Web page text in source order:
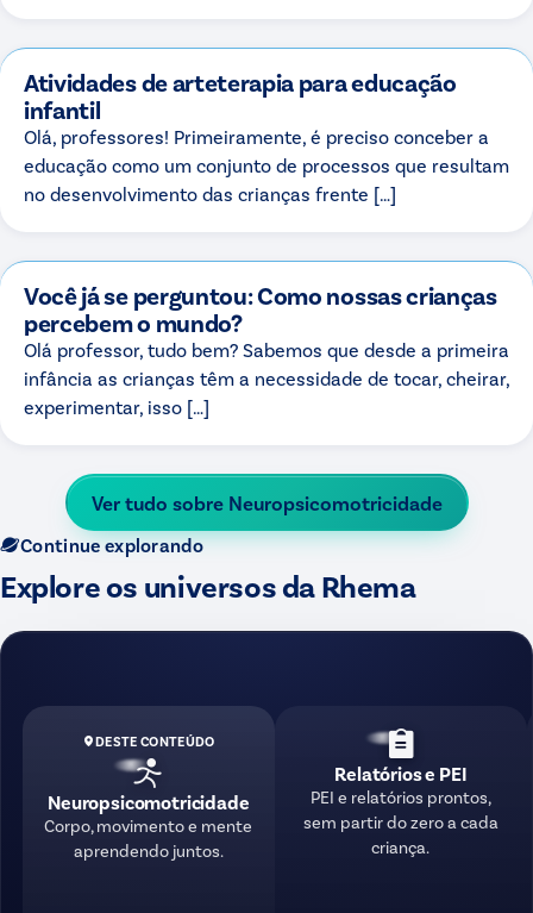
Atividades de arteterapia para educação
infantil
Olá, professores! Primeiramente, é preciso conceber a
educação como um conjunto de processos que resultam
no desenvolvimento das crianças frente […]
Você já se perguntou: Como nossas crianças
percebem o mundo?
Olá professor, tudo bem? Sabemos que desde a primeira
infância as crianças têm a necessidade de tocar, cheirar,
experimentar, isso […]
Ver tudo sobre Neuropsicomotricidade
Continue explorando
Explore os universos da Rhema
DESTE CONTEÚDO
Neuropsicomotricidade
Corpo, movimento e mente
aprendendo juntos.
Relatórios e PEI
PEI e relatórios prontos,
sem partir do zero a cada
criança.